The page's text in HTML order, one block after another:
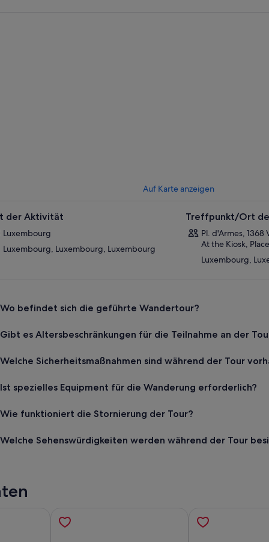
Auf Karte anzeigen
der Aktivität
Luxembourg
Luxembourg, Luxembourg, Luxembourg
Treffpunkt/Ort
Pl. d'Armes,
At the Kiosk,
Luxembourg,
Wo befindet sich die geführte Wandertour?
Gibt es Altersbeschränkungen für die Teilnahme an der
Welche Sicherheitsmaßnahmen sind während der Tour
Ist spezielles Equipment für die Wanderung erforderlich?
Wie funktioniert die Stornierung der Tour?
Welche Sehenswürdigkeiten werden während der Tour